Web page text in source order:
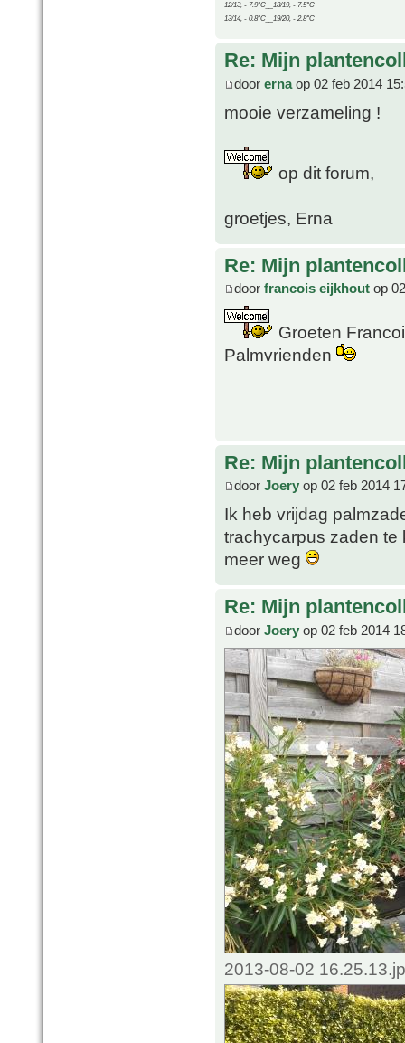
12/13, - 7.9°C__18/19, - 7.5°C
13/14, - 0.8°C__19/20, - 2.8°C
Re: Mijn
door ernaop 02 feb 2014
mooie verzameling !
op dit forum,
groetjes, Erna
Re: Mijn
door francois eijkhout op
Groeten
Palmvrienden
Re: Mijn
door Joery op 02 feb 2014
Ik heb vrijdag
trachycarpus zaden te
meer weg
Re: Mijn
door Joery op 02 feb 2014
2013-08-02